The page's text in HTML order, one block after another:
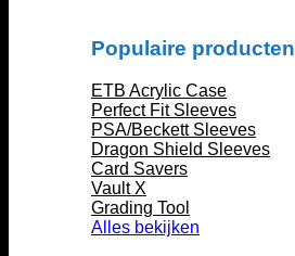
Populaire producten
ETB Acrylic Case
Perfect Fit Sleeves
PSA/Beckett Sleeves
Dragon Shield Sleeves
Card Savers
Vault X
Grading Tool
Alles bekijken